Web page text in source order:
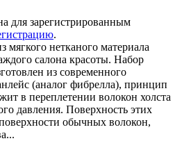
для зарегистрированным
.
мягкого нетканого материала
салона красоты. Набор
из современного
(аналог фибрелла), принцип
в переплетении волокон холста
давления. Поверхность этих
обычных волокон,